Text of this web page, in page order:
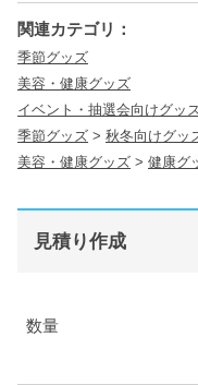
関連カテゴリ：
季節グッズ
美容・健康グッズ
イベント・抽選会向けグッ
季節グッズ > 秋冬向けグッ
美容・健康グッズ > 健康グ
見積り作成
数量